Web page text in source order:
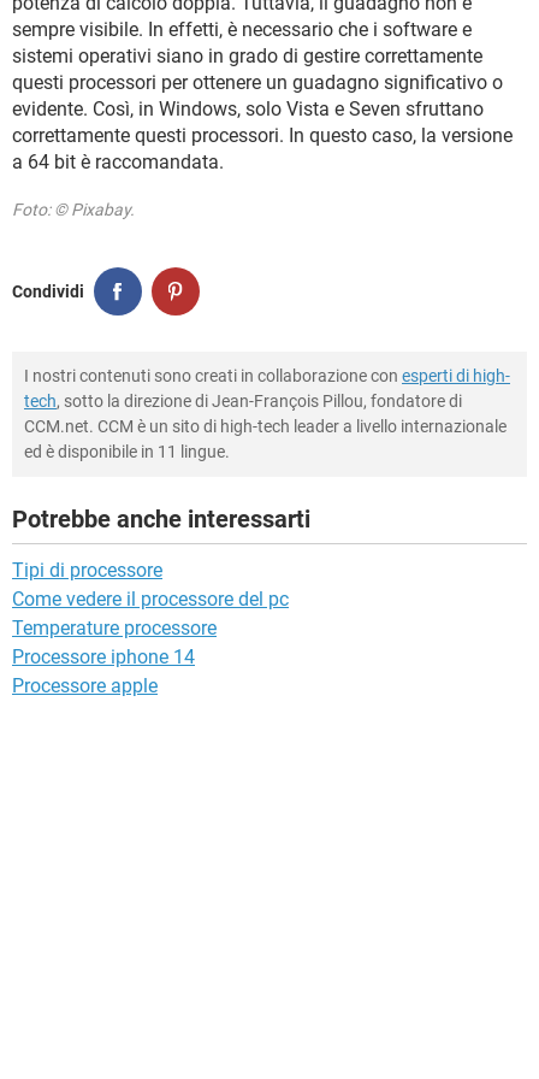
sempre visibile. In effetti, è necessario che i software e
sistemi operativi siano in grado di gestire correttamente
questi processori per ottenere un guadagno significativo o
evidente. Così, in Windows, solo Vista e Seven sfruttano
correttamente questi processori. In questo caso, la versione
a 64 bit è raccomandata.
Foto: © Pixabay.
Condividi
I nostri contenuti sono creati in collaborazione con esperti di high-
tech, sotto la direzione di Jean-François Pillou, fondatore di
CCM.net. CCM è un sito di high-tech leader a livello internazionale
ed è disponibile in 11 lingue.
Potrebbe anche interessarti
Tipi di processore
Come vedere il processore del pc
Temperature processore
Processore iphone 14
Processore apple